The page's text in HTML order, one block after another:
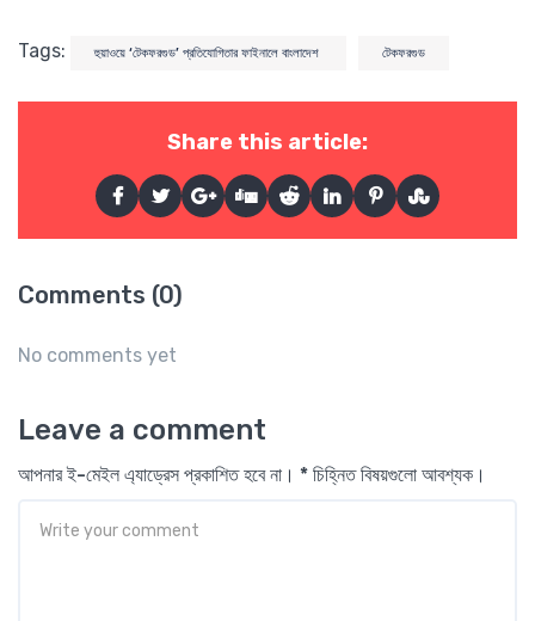
Tags: হুয়াওয়ে ‘টেকফরগুড’ প্রতিযোগিতার ফাইনালে বাংলাদেশ টেকফরগুড
Share this article:
Comments (0)
No comments yet
Leave a comment
আপনার ই-মেইল এ্যাড্রেস প্রকাশিত হবে না। * চিহ্নিত বিষয়গুলো আবশ্যক।